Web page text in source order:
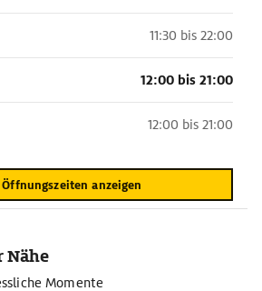
11:30 bis 22:00
12:00 bis 21:00
12:00 bis 21:00
anzeigen
Nähe
Momente